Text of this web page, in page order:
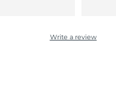
Write a review